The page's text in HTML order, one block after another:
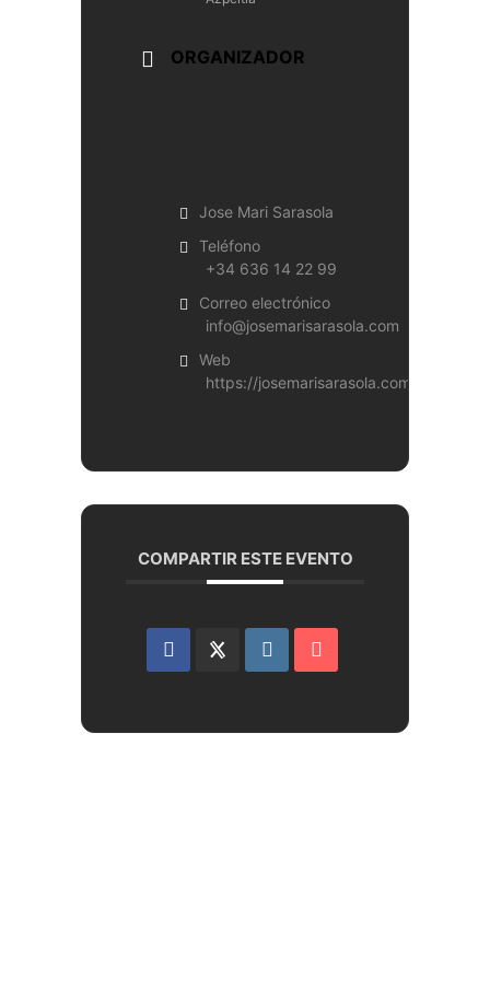
ORGANIZADOR
Jose Mari Sarasola
Teléfono
+34 636 14 22 99
Correo electrónico
info@josemarisarasola.com
Web
https://josemarisarasola.com/
COMPARTIR ESTE EVENTO